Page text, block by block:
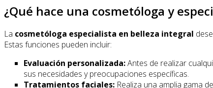
¿Qué hace una cosmetóloga y
La cosmetóloga especialista en belleza integral
Estas funciones pueden incluir:
Evaluación personalizada:Antes de realizar
sus necesidades y preocupaciones específicas.
Tratamientos faciales: Realiza una amplia gama